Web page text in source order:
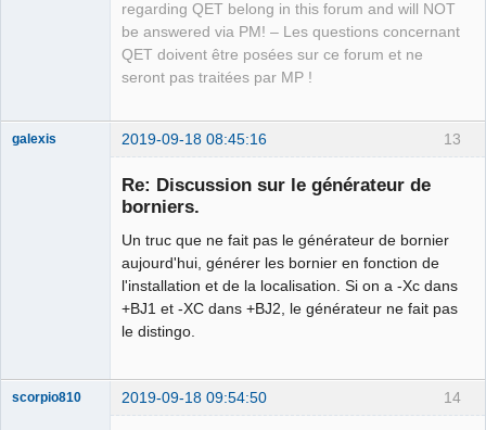
regarding QET belong in this forum and will NOT
be answered via PM! – Les questions concernant
QET doivent être posées sur ce forum et ne
seront pas traitées par MP !
13
galexis 2019-09-18 08:45:16
Re: Discussion sur le générateur de
borniers.
Un truc que ne fait pas le générateur de bornier
aujourd'hui, générer les bornier en fonction de
l'installation et de la localisation. Si on a -Xc dans
+BJ1 et -XC dans +BJ2, le générateur ne fait pas
le distingo.
14
scorpio810 2019-09-18 09:54:50